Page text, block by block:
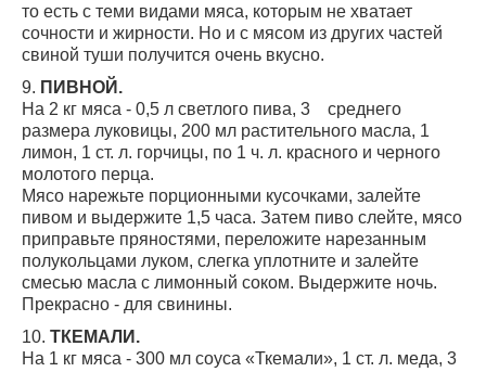
то есть с теми видами мяса, которым не хватает
сочности и жирности. Но и с мясом из других частей
свиной туши получится очень вкусно.
9. ПИВНОЙ.
На 2 кг мяса - 0,5 л светлого пива, 3 среднего
размера луковицы, 200 мл растительного масла, 1
лимон, 1 ст. л. горчицы, по 1 ч. л. красного и черного
молотого перца.
Мясо нарежьте порционными кусочками, залейте
пивом и выдержите 1,5 часа. Затем пиво слейте, мясо
приправьте пряностями, переложите нарезанным
полукольцами луком, слегка уплотните и залейте
смесью масла с лимонный соком. Выдержите ночь.
Прекрасно - для свинины.
10. ТКЕМАЛИ.
На 1 кг мяса - 300 мл соуса «Ткемали», 1 ст. л. меда, 3